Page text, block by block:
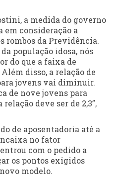
a medida do governo
em consideração a
rombos da Previdência.
população idosa, nós
do que a faixa de
disso, a relação de
jovens vai diminuir.
de nove jovens para
relação deve ser de 2,3”,
de aposentadoria até a
no fator
com o pedido a
os pontos exigidos
modelo.